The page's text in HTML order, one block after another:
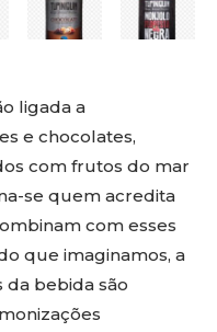
ligada a
e chocolates,
com frutos do mar
se quem acredita
com esses
que imaginamos, a
da bebida são